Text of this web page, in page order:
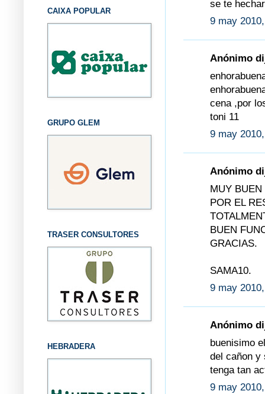
se te
9 may
Anónimo
cena ,por
toni 11
9 may
Anónimo
MUY
POR EL
BUEN
GRACIAS.
SAMA10.
9 may
Anónimo
buenisimo
del cañon y
tenga tan
9 may
CAIXA POPULAR
GRUPO GLEM
TRASER CONSULTORES
HEBRADERA